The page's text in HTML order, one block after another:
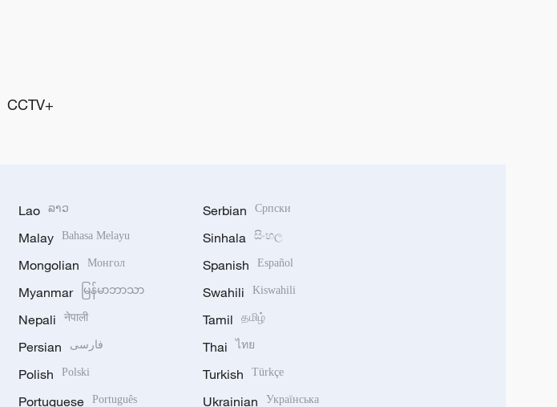
CCTV+
Lao ລາວ
Malay Bahasa Melayu
Mongolian Монгол
Myanmar မြန်မာဘာသာ
Nepali नेपाली
Persian فارسی
Polish Polski
Portuguese Português
Serbian Српски
Sinhala සිංහල
Spanish Español
Swahili Kiswahili
Tamil தமிழ்
Thai ไทย
Turkish Türkçe
Ukrainian Українська